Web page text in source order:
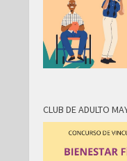
CLUB DE ADULTO